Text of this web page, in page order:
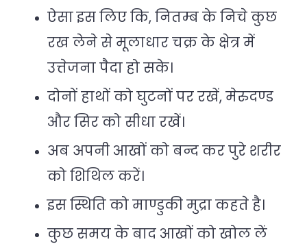
ऐसा इस लिए कि, नितम्ब के निचे कुछ
रख लेने से मूलाधार चक्र के क्षेत्र में
उत्तेजना पैदा हो सके।
दोनों हाथों को घुटनों पर रखें, मेरुदण्ड
और सिर को सीधा रखें।
अब अपनी आखों को बन्द कर पुरे शरीर
को शिथिल करें।
इस स्थिति को माण्डुकी मुद्रा कहते है।
कुछ समय के बाद आखों को खोल लें